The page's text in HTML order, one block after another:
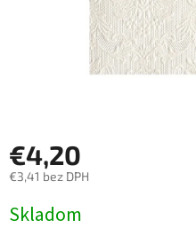
€4,20
€3,41 bez DPH
cena:
Skladom